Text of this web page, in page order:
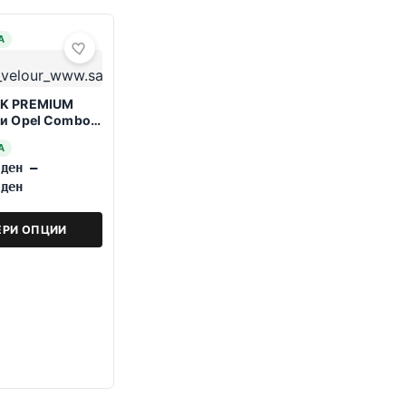
PREMIUM
Opel Combo E
ден –
ден
ОПЦИИ